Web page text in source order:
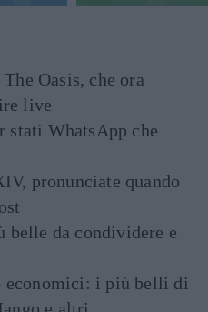
Oasis, che ora
live
stati WhatsApp che
pronunciate quando
belle da condividere e
economici: i più belli di